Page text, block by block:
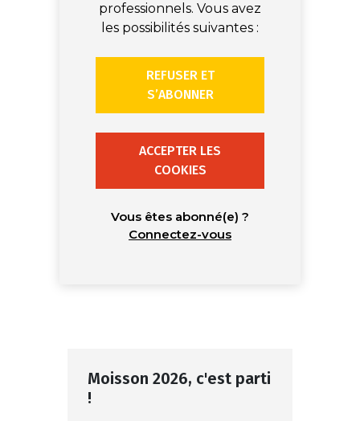
professionnels. Vous avez
les possibilités suivantes :
REFUSER ET
S’ABONNER
ACCEPTER LES
COOKIES
Vous êtes abonné(e) ?
Connectez-vous
Moisson 2026, c'est parti
!